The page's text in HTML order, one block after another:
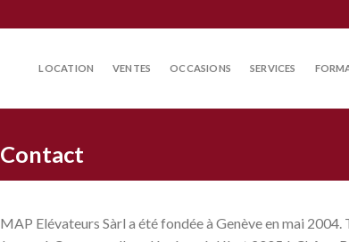
LOCATION VENTES OCCASIONS SERVICES
Contact
MAP Elévateurs Sàrl a été fondée à Genève en mai 2004.